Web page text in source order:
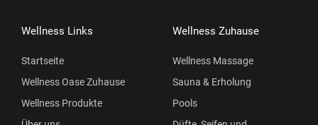
Wellness Links
Startseite
Wellness Oase Zuhause
Wellness Produkte
Wellness Zuhause
Wellness Massage
Sauna & Erholung
Pools